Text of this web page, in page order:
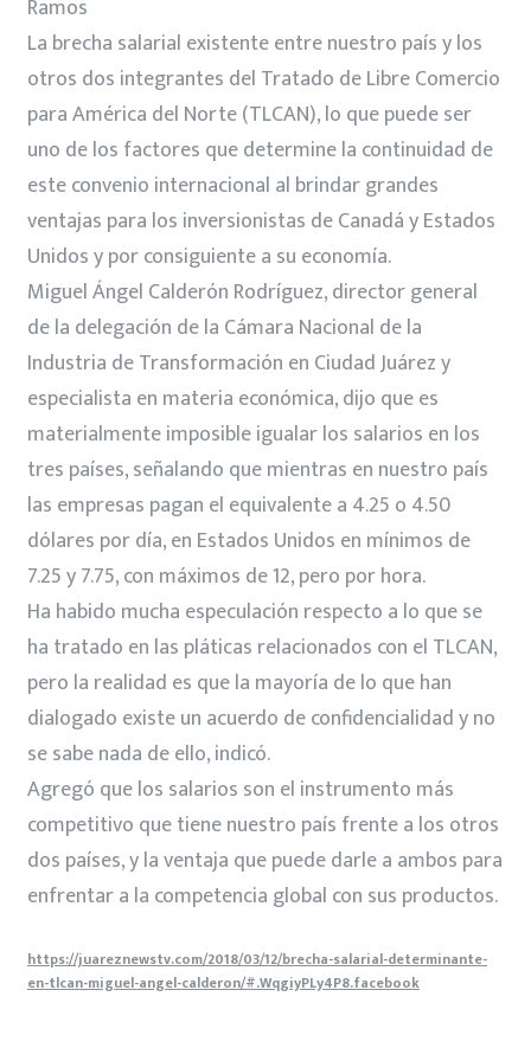
Ramos
La brecha salarial existente entre nuestro país y los
otros dos integrantes del Tratado de Libre Comercio
para América del Norte (TLCAN), lo que puede ser
uno de los factores que determine la continuidad de
este convenio internacional al brindar grandes
ventajas para los inversionistas de Canadá y Estados
Unidos y por consiguiente a su economía.
Miguel Ángel Calderón Rodríguez, director general
de la delegación de la Cámara Nacional de la
Industria de Transformación en Ciudad Juárez y
especialista en materia económica, dijo que es
materialmente imposible igualar los salarios en los
tres países, señalando que mientras en nuestro país
las empresas pagan el equivalente a 4.25 o 4.50
dólares por día, en Estados Unidos en mínimos de
7.25 y 7.75, con máximos de 12, pero por hora.
Ha habido mucha especulación respecto a lo que se
ha tratado en las pláticas relacionados con el TLCAN,
pero la realidad es que la mayoría de lo que han
dialogado existe un acuerdo de confidencialidad y no
se sabe nada de ello, indicó.
Agregó que los salarios son el instrumento más
competitivo que tiene nuestro país frente a los otros
dos países, y la ventaja que puede darle a ambos para
enfrentar a la competencia global con sus productos.
https://juareznewstv.com/2018/03/12/brecha-salarial-determinante-
en-tlcan-miguel-angel-calderon/#.WqgiyPLy4P8.facebook